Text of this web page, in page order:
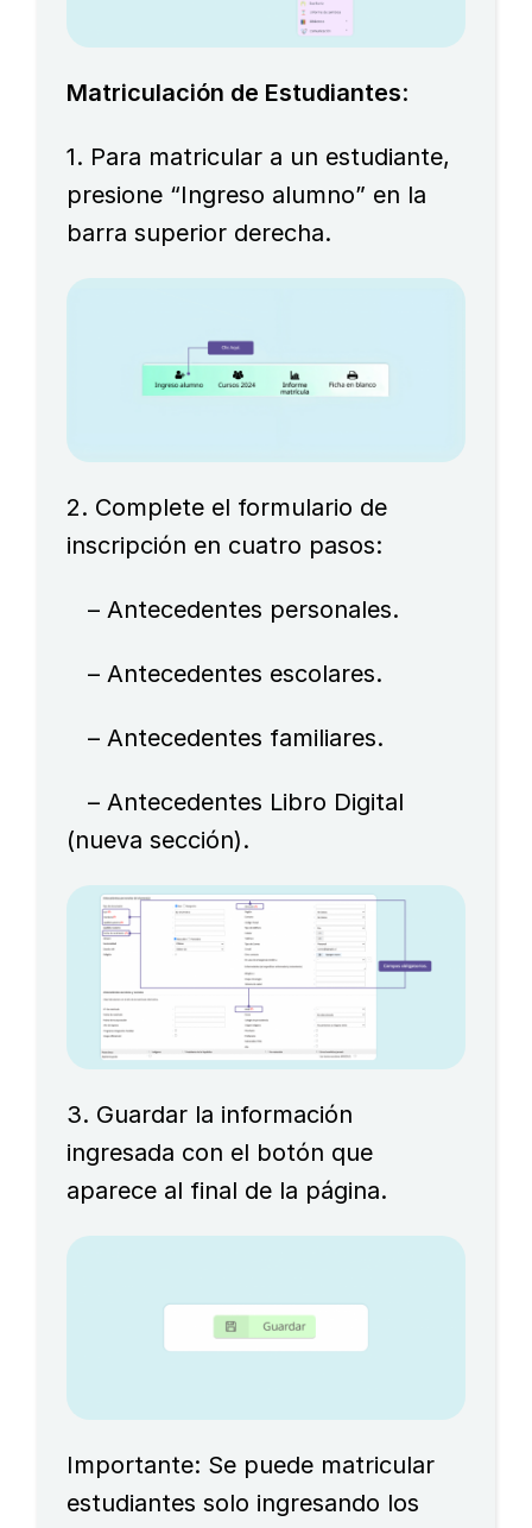
Matriculación de Estudiantes:
1. Para matricular a un estudiante,
presione “Ingreso alumno” en la
barra superior derecha.
2. Complete el formulario de
inscripción en cuatro pasos:
– Antecedentes personales.
– Antecedentes escolares.
– Antecedentes familiares.
– Antecedentes Libro Digital
(nueva sección).
3. Guardar la información
ingresada con el botón que
aparece al final de la página.
Importante: Se puede matricular
estudiantes solo ingresando los